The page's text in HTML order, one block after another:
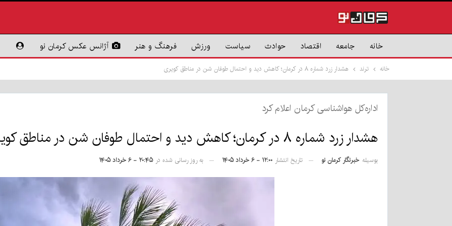
خانه جامعه اقتصاد حوادث سیاست ورزش فرهنگ و هنر آژانس عکس کرمان نو
خانه ترند هشدار زرد شماره ۸ در کرمان؛ کاهش دید و احتمال طوفان شن در مناطق کویری
اداره‌کل هواشناسی کرمان اعلام کرد
هشدار زرد شماره ۸ در کرمان؛ کاهش دید و احتمال طوفان شن در مناطق کویری
بوسیله خبرنگار کرمان نو تاریخ انتشار ۱۲:۰۰ - ۶ خرداد ۱۴۰۵ به روز رسانی شده در ۲۰:۴۵ - ۶ خرداد ۱۴۰۵